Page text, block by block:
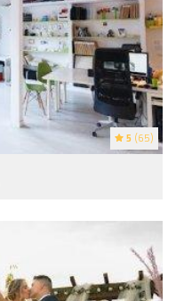
5 (65)